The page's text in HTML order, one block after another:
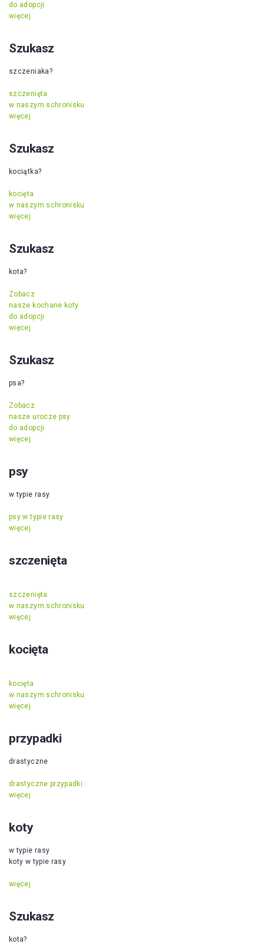
do adopcji
więcej
Szukasz
szczeniaka?
szczenięta
w naszym schronisku
więcej
Szukasz
kociątka?
kocięta
w naszym schronisku
więcej
Szukasz
kota?
Zobacz
nasze kochane koty
do adopcji
więcej
Szukasz
psa?
Zobacz
nasze urocze psy
do adopcji
więcej
psy
w typie rasy
psy w typie rasy
więcej
szczenięta
szczenięta
w naszym schronisku
więcej
kocięta
kocięta
w naszym schronisku
więcej
przypadki
drastyczne
drastyczne przypadki
więcej
koty
w typie rasy
koty w typie rasy
więcej
Szukasz
kota?